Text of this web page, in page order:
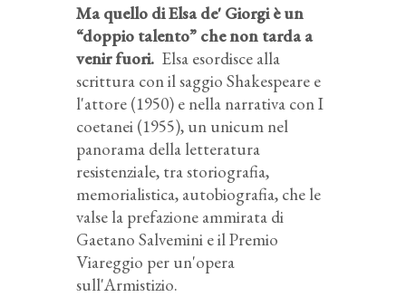
Ma quello di Elsa de' Giorgi è un
“doppio talento” che non tarda a
venir fuori. Elsa esordisce alla
scrittura con il saggio Shakespeare e
l'attore (1950) e nella narrativa conI
coetanei (1955), un unicum nel
panorama della letteratura
resistenziale, tra storiografia,
memorialistica, autobiografia, che le
valse la prefazione ammirata di
Gaetano Salvemini e il Premio
Viareggio per un'opera
sull'Armistizio.